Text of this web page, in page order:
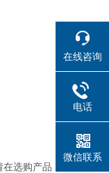
在选购产品
在线咨询
电话
微信联系